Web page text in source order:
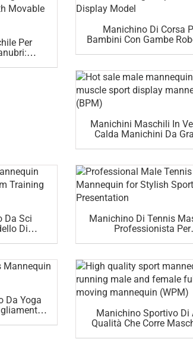
Per
Manichino Di Corsa
Bambini Con Gambe
Manichini Maschili In
Calda Manichini Da
Da Sci
Di
Manichino Di Tennis
Professionista Per
Moda
Da Yoga
Manichino Sportivo Di
Qualità Che Corre